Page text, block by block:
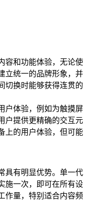
容和功能体验，无论使
立统一的品牌形象，并
切换时能够获得连贯的
户体验，例如为触摸屏
户提供更精确的交互元
上的用户体验，但可能
具有明显优势。单一代
施一次，即可在所有设
作量，特别适合内容频